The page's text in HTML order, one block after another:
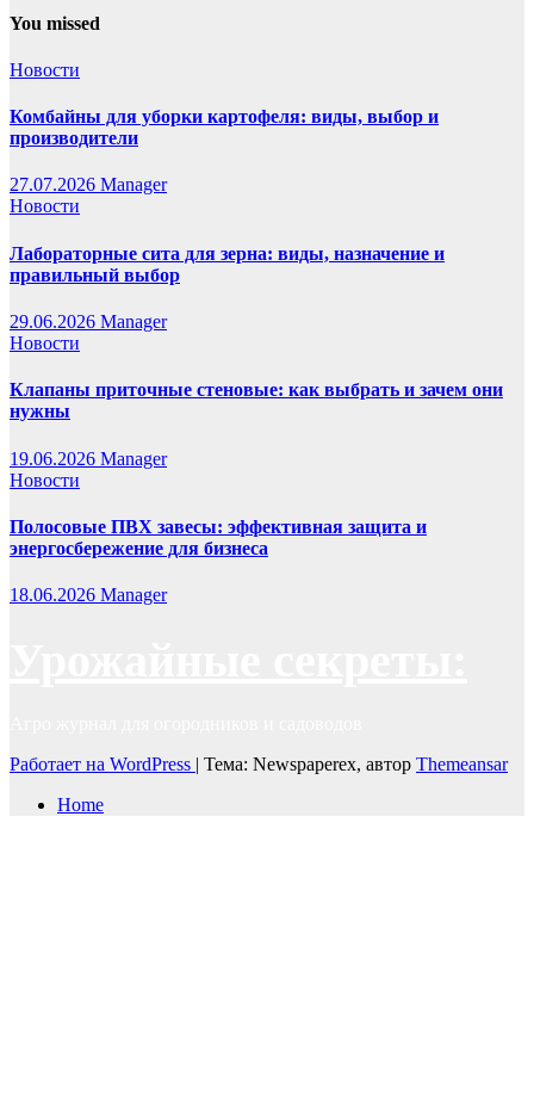
You missed
Новости
Комбайны для уборки картофеля: виды, выбор и
производители
27.07.2026 Manager
Новости
Лабораторные сита для зерна: виды, назначение и
правильный выбор
29.06.2026 Manager
Новости
Клапаны приточные стеновые: как выбрать и зачем они
нужны
19.06.2026 Manager
Новости
Полосовые ПВХ завесы: эффективная защита и
энергосбережение для бизнеса
18.06.2026 Manager
Работает на WordPress | Тема: Newspaperex, автор Themeansar
Home